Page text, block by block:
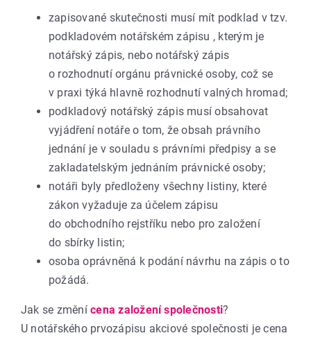
zapisované skutečnosti musí mít podklad v tzv.
podkladovém notářském zápisu , kterým je
notářský zápis, nebo notářský zápis
o rozhodnutí orgánu právnické osoby, což se
v praxi týká hlavně rozhodnutí valných hromad;
podkladový notářský zápis musí obsahovat
vyjádření notáře o tom, že obsah právního
jednání je v souladu s právními předpisy a se
zakladatelským jednáním právnické osoby;
notáři byly předloženy všechny listiny, které
zákon vyžaduje za účelem zápisu
do obchodního rejstříku nebo pro založení
do sbírky listin;
osoba oprávněná k podání návrhu na zápis o to
požádá.
Jak se změnícena založení společnosti?
U notářského prvozápisu akciové společnosti je cena